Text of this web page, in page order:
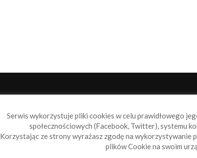
Sailbook.pl to miejsce dla
wiadomości ze świata
nie tylko.
Serwis wykorzystuje pliki cookies w celu prawidłowego
społecznościowych (Facebook, Twitter), systemu
Korzystając ze strony wyrażasz zgodę na wykorzystywanie
plików Cookie na swoim